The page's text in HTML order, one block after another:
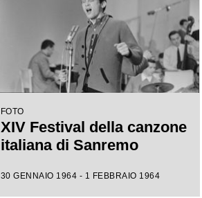
FOTO
XIV Festival della canzone
italiana di Sanremo
30 GENNAIO 1964 - 1 FEBBRAIO 1964